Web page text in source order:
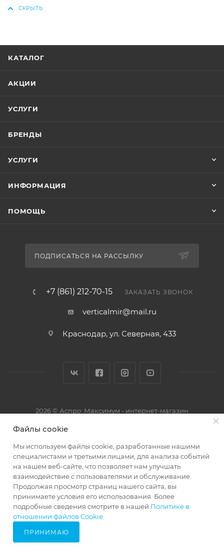
ПОД ЗАКАЗ
КАТАЛОГ
АКЦИИ
УСЛУГИ
БРЕНДЫ
УСЛУГИ
ИНФОРМАЦИЯ
ПОМОЩЬ
ПОДПИСАТЬСЯ НА РАССЫЛКУ
+7 (861) 212-70-15 ЗАКАЗАТЬ ЗВОНОК
verticalmir@mail.ru
Краснодар, ул. Северная, 433
2026 © Аспро: Максимум - интернет-магазин
29666285
Файлы cookie
Мы используем файлы cookie, разработанные нашими
специалистами и третьими лицами, для анализа событий
на нашем веб-сайте, что позволяет нам улучшать
взаимодействие с пользователями и обслуживание.
Продолжая просмотр страниц нашего сайта, вы
принимаете условия его использования. Более
подробные сведения смотрите в нашей Политике в
отношении файлов Cookie
ПРИНИМАЮ
Главная
Кабинет